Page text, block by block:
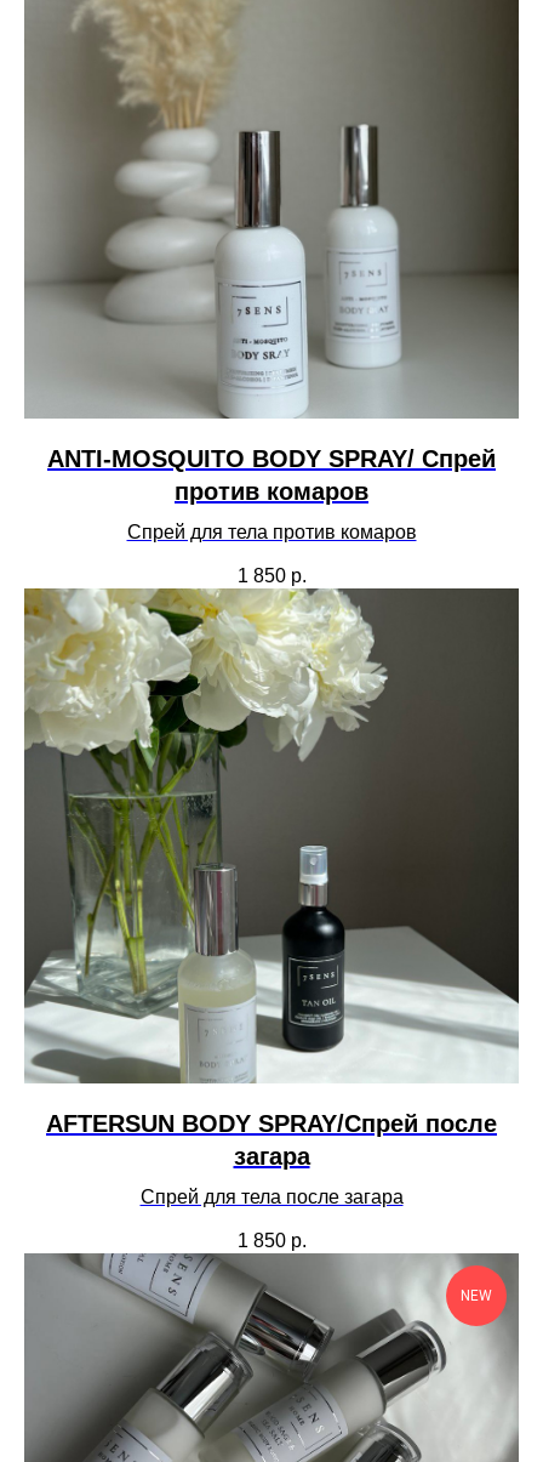
ANTI-MOSQUITO BODY SPRAY/ Спрей
против комаров
Спрей для тела против комаров
1 850 р.
AFTERSUN BODY SPRAY/Спрей после
загара
Спрей для тела после загара
1 850 р.
NEW